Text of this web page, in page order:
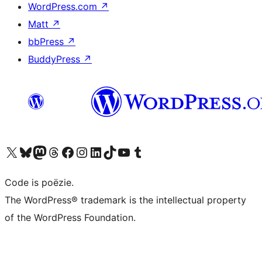
WordPress.com ↗
Matt ↗
bbPress ↗
BuddyPress ↗
Bezoek ons X (voorheen Twitter) account
Bezoek ons Bluesky account
Bezoek ons Mastodon account
Bezoek ons Threads account
Onze Facebook pagina bezoeken
Bezoek ons Instagram account
Bezoek ons LinkedIn account
Bezoek ons TikTok account
Bezoek ons YouTube kanaalBezoek ons Tumblr account
Code is poëzie.
The WordPress® trademark is the intellectual property
of the WordPress Foundation.